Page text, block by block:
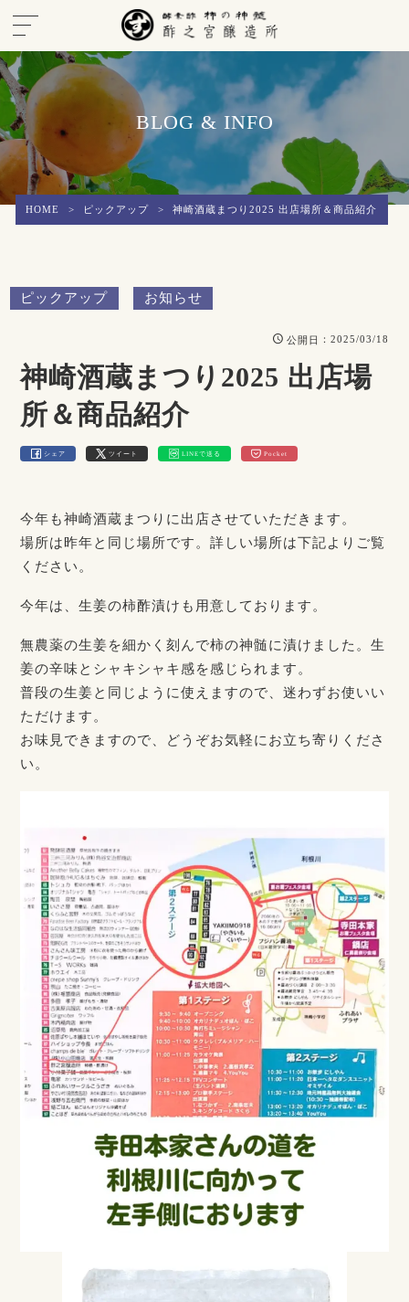
BLOG & INFO
HOME > ピックアップ > 神崎酒蔵まつり2025 出店場所＆商品紹介
ピックアップ お知らせ
公開日 ：2025/03/18
神崎酒蔵まつり2025 出店場
所＆商品紹介
シェア ツイート LINEで送る Pocket
今年も神崎酒蔵まつりに出店させていただきます。
場所は昨年と同じ場所です。詳しい場所は下記よりご覧
ください。
今年は、生姜の柿酢漬けも用意しております。
無農薬の生姜を細かく刻んで柿の神髄に漬けました。生
姜の辛味とシャキシャキ感を感じられます。
普段の生姜と同じように使えますので、迷わずお使いい
ただけます。
お味見できますので、どうぞお気軽にお立ち寄りくださ
い。